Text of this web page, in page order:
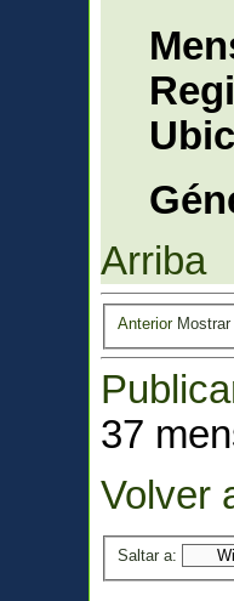
Arriba
Anterior
37
Volver
Saltar a: